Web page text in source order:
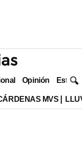
Opinión Estilo
MVS